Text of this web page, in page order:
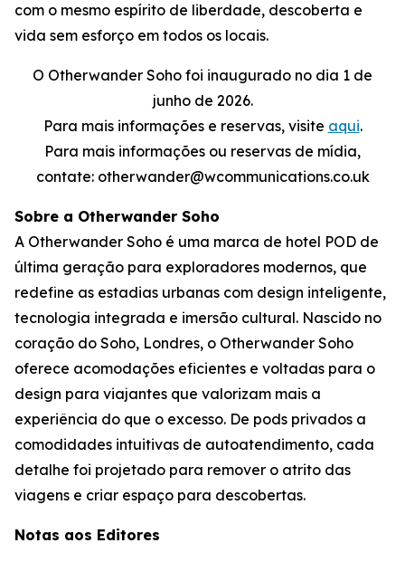
com o mesmo espírito de liberdade, descoberta e
vida sem esforço em todos os locais.
O Otherwander Soho foi inaugurado no dia 1 de
junho de 2026.
Para mais informações e reservas, visite aqui.
Para mais informações ou reservas de mídia,
contate: otherwander@wcommunications.co.uk
Sobre a Otherwander Soho
A Otherwander Soho é uma marca de hotel POD de
última geração para exploradores modernos, que
redefine as estadias urbanas com design inteligente,
tecnologia integrada e imersão cultural. Nascido no
coração do Soho, Londres, o Otherwander Soho
oferece acomodações eficientes e voltadas para o
design para viajantes que valorizam mais a
experiência do que o excesso. De pods privados a
comodidades intuitivas de autoatendimento, cada
detalhe foi projetado para remover o atrito das
viagens e criar espaço para descobertas.
Notas aos Editores